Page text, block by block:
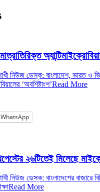
নিউজ ডেস্ক: বাংলাদেশ, ভারত ও
‘অবশিষ্টাংশ’Read More
WhatsApp
২৬টিতেই মিলেছে
নিউজ ডেস্ক: বাংলাদেশের বাজারে
Read More